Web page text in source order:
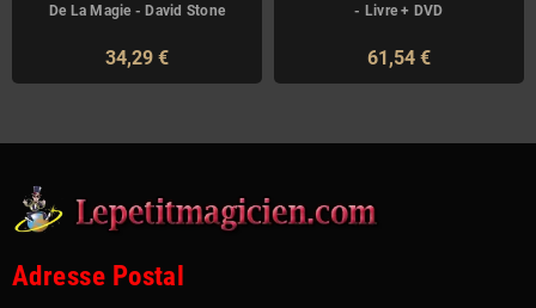
De La Magie - David Stone
34,29 €
- Livre + DVD
61,54 €
Adresse Postal